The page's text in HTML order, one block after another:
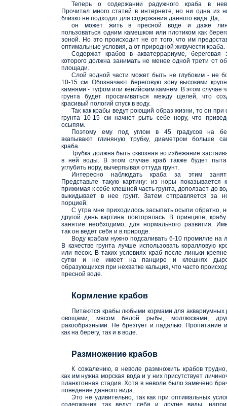
Теперь о содержании радужного краба в
Прочитал много статей в интернете, но ни одна из
близко не подходит для содержания данного вида. Да,
он может жить в пресной воде и даже
пользоваться одним камешком или плотиком как
зоной. Но это происходит не от того, что им
оптимальные условия, а от природной живучести краба.
Содержат крабов в акватеррариуме, береговая
которого должна занимать не менее одной трети от
площади.
Слой водной части может быть не глубоким - не
10-15 см. Обозначают береговую зону высокими
камнями - туфом или кенийским камнем. В этом случае
грунта будет просачиваться между щелей, что
красивый пологий спуск в воду.
Так как крабы ведут роющий образ жизни, то он при
грунта 10-15 см начнет рыть себе нору, что
осыпям.
Поэтому ему под углом в 45 градусов на
вкапывают глиняную трубку, диаметром больше
краба.
Трубка должна быть сквозная во избежание
в ней воды. В этом случае краб также будет
углубить нору, вычерпывая оттуда грунт.
Интересно наблюдать краба за этим
Представьте такую картину: из норы показывается
прижимая к себе клешней часть грунта, доползает до
выкидывает в нее грунт. Затем отправляется за
порцией.
С утра мне приходилось засыпать осыпи обратно,
другой день картина повторялась. В принципе,
занятие необходимо, для нормального развития.
так он ведет себя и в природе.
Воду крабам нужно подсаливать 6-10 промилле на
В качестве грунта лучше использовать коралловую
или песок. В таких условиях краб после линьки
сутки и не имеет на панцире и клешнях
образующихся при нехватке кальция, что часто
пресной воде.
Кормление крабов
Питаются крабы любыми кормами для аквариумных
овощами, мясом белой рыбы, моллюсками,
ракообразными. Не брезгует и падалью. Пропитание
как на берегу, так и в воде.
Размножение крабов
К сожалению, в неволе размножить крабов
как им нужна морская вода и у них присутствует
планктонная стадия. Хотя в неволе было замечено
поведение данного вида.
Это не удивительно, так как при оптимальных